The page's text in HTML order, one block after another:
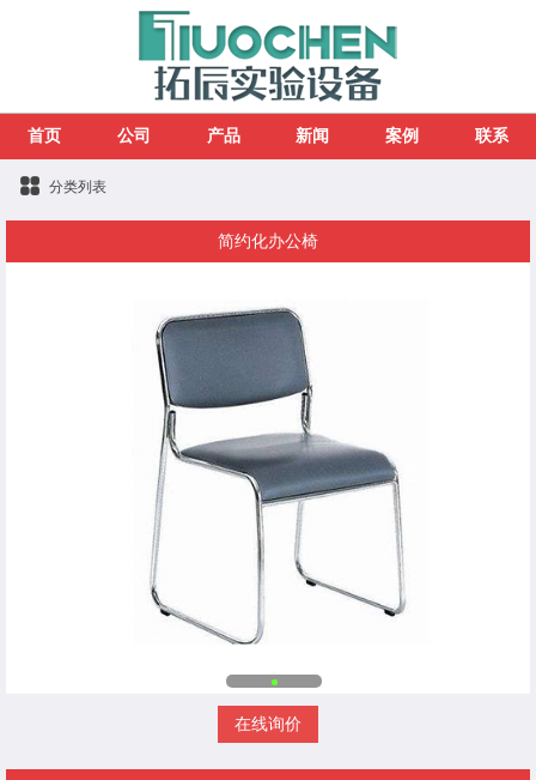
首页 公司 产品 新闻 案例 联系
分类列表
简约化办公椅
在线询价